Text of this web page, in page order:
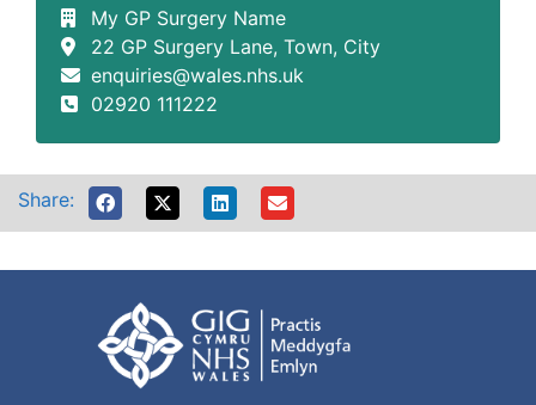
My GP Surgery Name
22 GP Surgery Lane, Town, City
enquiries@wales.nhs.uk
02920 111222
Share: